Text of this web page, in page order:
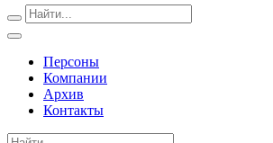
Персоны
Компании
Архив
Контакты